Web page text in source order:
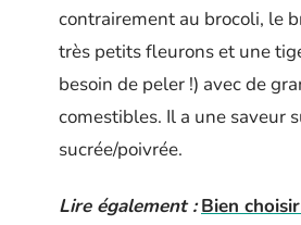
contrairement au brocoli, le
très petits fleurons et une
besoin de peler !) avec de
comestibles. Il a une saveur
sucrée/poivrée.
Lire également : Bien